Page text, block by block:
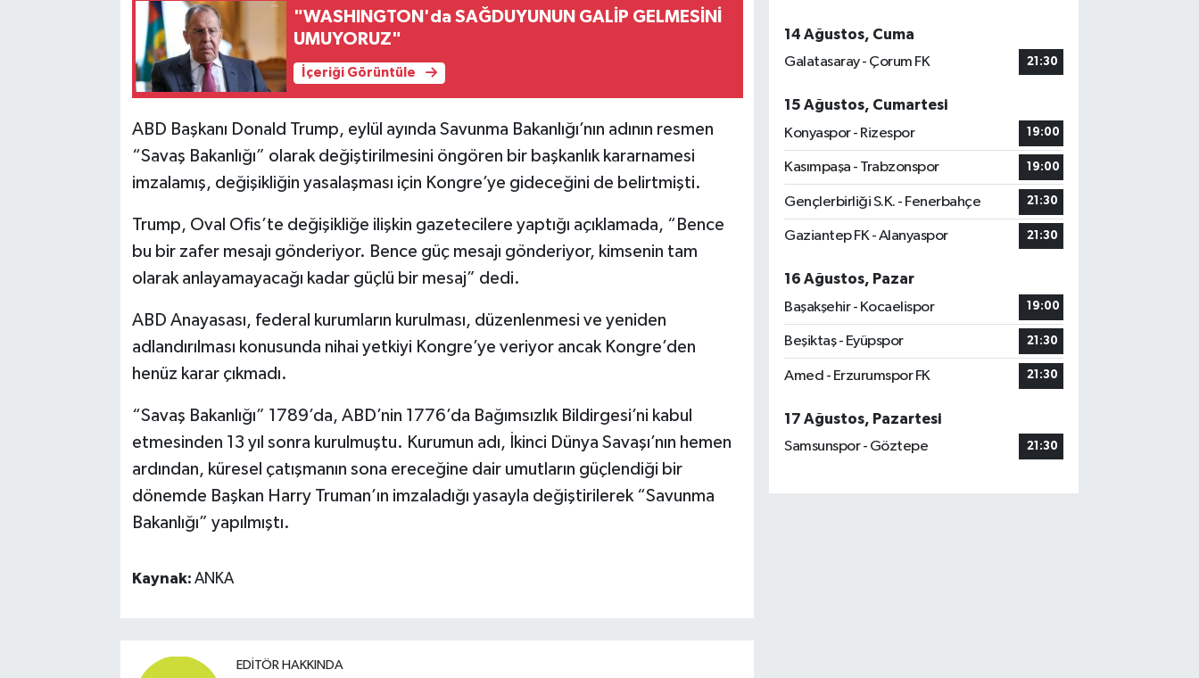
"WASHINGTON'da SAĞDUYUNUN GALİP GELMESİNİ
UMUYORUZ"
İçeriği Görüntüle
ABD Başkanı Donald Trump, eylül ayında Savunma Bakanlığı’nın adının resmen
“Savaş Bakanlığı” olarak değiştirilmesini öngören bir başkanlık kararnamesi
imzalamış, değişikliğin yasalaşması için Kongre’ye gideceğini de belirtmişti.
Trump, Oval Ofis’te değişikliğe ilişkin gazetecilere yaptığı açıklamada, “Bence
bu bir zafer mesajı gönderiyor. Bence güç mesajı gönderiyor, kimsenin tam
olarak anlayamayacağı kadar güçlü bir mesaj” dedi.
ABD Anayasası, federal kurumların kurulması, düzenlenmesi ve yeniden
adlandırılması konusunda nihai yetkiyi Kongre’ye veriyor ancak Kongre’den
henüz karar çıkmadı.
“Savaş Bakanlığı” 1789’da, ABD’nin 1776’da Bağımsızlık Bildirgesi’ni kabul
etmesinden 13 yıl sonra kurulmuştu. Kurumun adı, İkinci Dünya Savaşı’nın hemen
ardından, küresel çatışmanın sona ereceğine dair umutların güçlendiği bir
dönemde Başkan Harry Truman’ın imzaladığı yasayla değiştirilerek “Savunma
Bakanlığı” yapılmıştı.
Kaynak: ANKA
EDITÖR HAKKINDA
14 Ağustos, Cuma
Galatasaray - Çorum FK
21:30
15 Ağustos, Cumartesi
Konyaspor - Rizespor
19:00
Kasımpaşa - Trabzonspor 19:00
Gençlerbirliği S.K. - Fenerbahçe 21:30
Gaziantep FK - Alanyaspor 21:30
16 Ağustos, Pazar
Başakşehir - Kocaelispor
19:00
Beşiktaş - Eyüpspor 21:30
Amed - Erzurumspor FK 21:30
17 Ağustos, Pazartesi
Samsunspor - Göztepe
21:30